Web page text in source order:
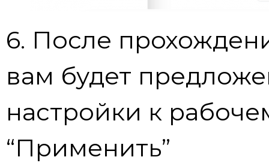
6. После
вам будет
настройки к
“Применить”